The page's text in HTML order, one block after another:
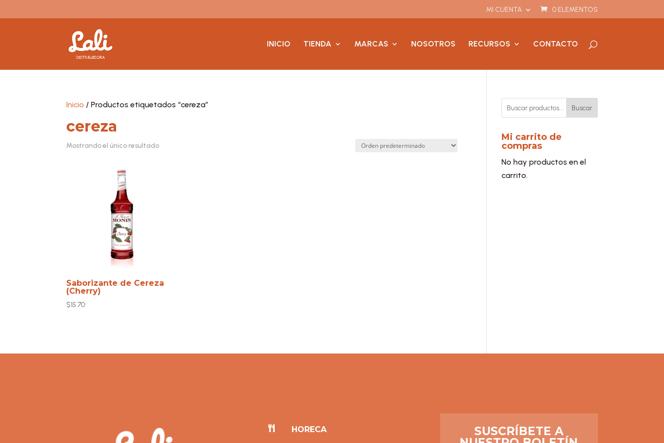
MI CUENTA 0 ELEMENTOS
INICIO TIENDA MARCAS NOSOTROS RECURSOS CONTACTO
Inicio / Productos etiquetados “cereza”
cereza
Mostrando el único resultado
Saborizante de Cereza
(Cherry)
$15.70
Buscar
Mi carrito de
compras
No hay productos en el
carrito.

HORECA
SUSCRÍBETE A